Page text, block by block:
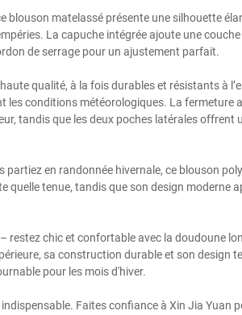
blouson matelassé présente une silhouette
La capuche intégrée ajoute une
de serrage pour un ajustement parfait.
qualité, à la fois durables et résistants à
les conditions météorologiques. La fermeture
tandis que les deux poches latérales offrent
partiez en randonnée hivernale, ce blouson
quelle tenue, tandis que son design moderne
restez chic et confortable avec la doudoune
sa construction durable et son design
pour les mois d'hiver.
Faites confiance à Xin Jia Yuan